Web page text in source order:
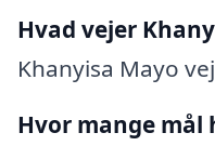
Hvad vejer
Khanyisa Mayo
Hvor mange mål